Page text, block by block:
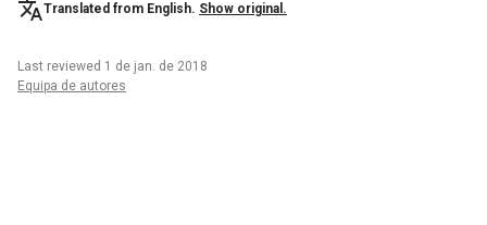
Translated from English. Show original.
Last reviewed 1 de jan. de 2018
Equipa de autores